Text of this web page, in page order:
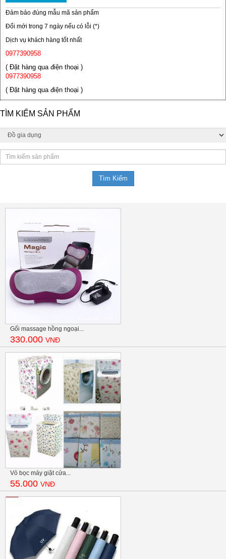
Đảm bảo đúng mẫu mã sản phẩm
Đổi mới trong 7 ngày nếu có lỗi (*)
Dịch vụ khách hàng tốt nhất
0977390958
( Đặt hàng qua điện thoại )
0977390958
( Đặt hàng qua điện thoại )
TÌM KIẾM SẢN PHẨM
Gối massage hồng ngoại...
330.000 VNĐ
Vỏ bọc máy giặt cửa...
55.000 VNĐ